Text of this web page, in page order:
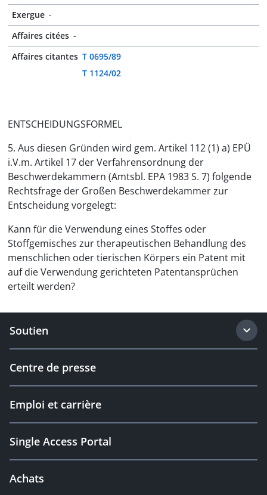
Exergue -
Affaires citées -
Affaires citantes T 0695/89
T 1124/02
ENTSCHEIDUNGSFORMEL
5. Aus diesen Gründen wird gem. Artikel 112 (1) a) EPÜ
i.V.m. Artikel 17 der Verfahrensordnung der
Beschwerdekammern (Amtsbl. EPA 1983 S. 7) folgende
Rechtsfrage der Großen Beschwerdekammer zur
Entscheidung vorgelegt:
Kann für die Verwendung eines Stoffes oder
Stoffgemisches zur therapeutischen Behandlung des
menschlichen oder tierischen Körpers ein Patent mit
auf die Verwendung gerichteten Patentansprüchen
erteilt werden?
Soutien
Centre de presse
Emploi et carrière
Single Access Portal
Achats